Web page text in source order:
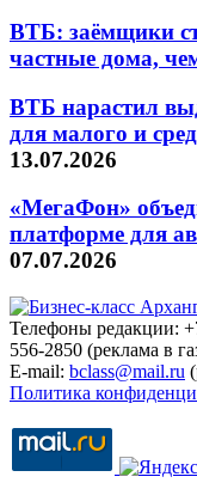
ВТБ: заёмщики
частные дома,
ВТБ нарастил
для малого и
13.07.2026
«МегаФон»
платформе для
07.07.2026
Телефоны редакции:
556-2850 (реклама в
E-mail: bclass@mail.ru
Политика